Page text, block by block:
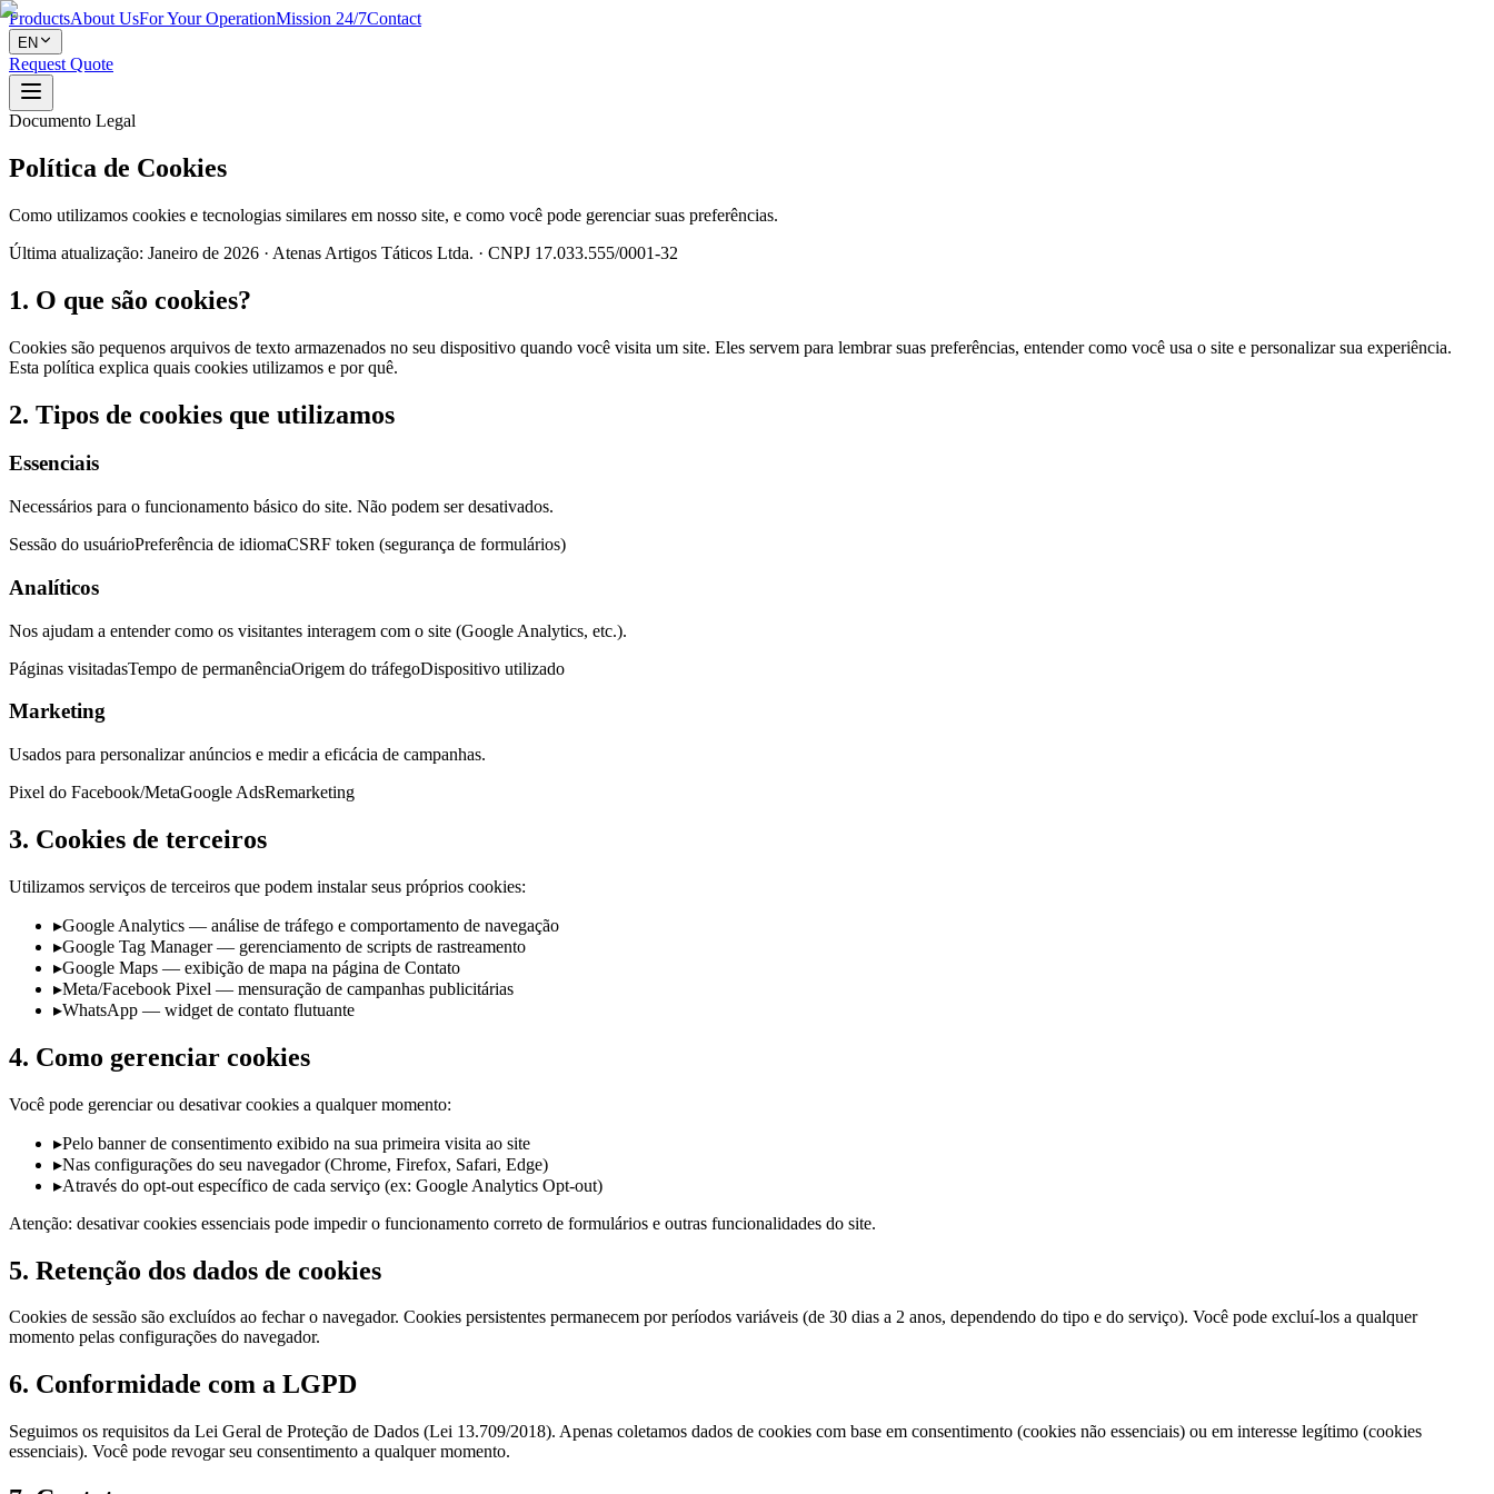
ProductsAbout UsFor Your OperationMission 24/7Contact
EN
Request Quote
Documento Legal
Política de Cookies
Como utilizamos cookies e tecnologias similares em nosso site, e como você pode gerenciar suas preferências.
Última atualização: Janeiro de 2026 · Atenas Artigos Táticos Ltda. · CNPJ 17.033.555/0001-32
1. O que são cookies?
Cookies são pequenos arquivos de texto armazenados no seu dispositivo quando você visita um site. Eles servem para lembrar suas preferências, entender como você usa o site e personalizar sua experiência.
Esta política explica quais cookies utilizamos e por quê.
2. Tipos de cookies que utilizamos
Essenciais
Necessários para o funcionamento básico do site. Não podem ser desativados.
Sessão do usuárioPreferência de idiomaCSRF token (segurança de formulários)
Analíticos
Nos ajudam a entender como os visitantes interagem com o site (Google Analytics, etc.).
Páginas visitadasTempo de permanênciaOrigem do tráfegoDispositivo utilizado
Marketing
Usados para personalizar anúncios e medir a eficácia de campanhas.
Pixel do Facebook/MetaGoogle AdsRemarketing
3. Cookies de terceiros
Utilizamos serviços de terceiros que podem instalar seus próprios cookies:
▸Google Analytics — análise de tráfego e comportamento de navegação
▸Google Tag Manager — gerenciamento de scripts de rastreamento
▸Google Maps — exibição de mapa na página de Contato
▸Meta/Facebook Pixel — mensuração de campanhas publicitárias
▸WhatsApp — widget de contato flutuante
4. Como gerenciar cookies
Você pode gerenciar ou desativar cookies a qualquer momento:
▸Pelo banner de consentimento exibido na sua primeira visita ao site
▸Nas configurações do seu navegador (Chrome, Firefox, Safari, Edge)
▸Através do opt-out específico de cada serviço (ex: Google Analytics Opt-out)
Atenção: desativar cookies essenciais pode impedir o funcionamento correto de formulários e outras funcionalidades do site.
5. Retenção dos dados de cookies
Cookies de sessão são excluídos ao fechar o navegador. Cookies persistentes permanecem por períodos variáveis (de 30 dias a 2 anos, dependendo do tipo e do serviço). Você pode excluí-los a qualquer
momento pelas configurações do navegador.
6. Conformidade com a LGPD
Seguimos os requisitos da Lei Geral de Proteção de Dados (Lei 13.709/2018). Apenas coletamos dados de cookies com base em consentimento (cookies não essenciais) ou em interesse legítimo (cookies
essenciais). Você pode revogar seu consentimento a qualquer momento.